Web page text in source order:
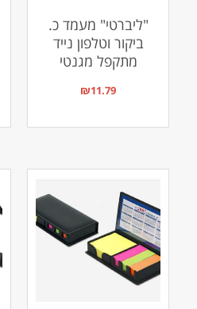
"ליברטי" מעמד כ.
ביקור וטלפון נייד
מתקפל מגנטי
₪11.79